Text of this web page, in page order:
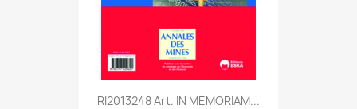
RI2013248 Art. IN MEMORIAM...